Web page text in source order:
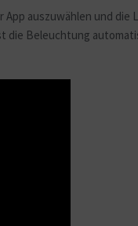
auszuwählen und die
die Beleuchtung